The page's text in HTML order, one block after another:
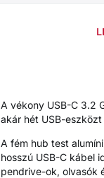
A vékony USB-C 3.2
akár hét USB-
A fém hub test
hosszú USB-C kábel
pendrive-ok, olvasók